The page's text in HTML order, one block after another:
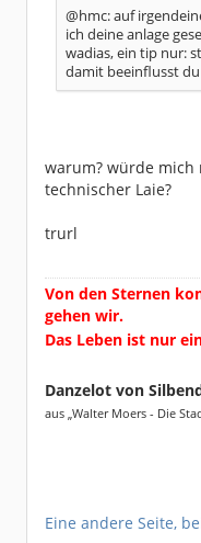
@hmc: auf
ich deine anlage
wadias, ein tip nur:
damit beeinflusst
warum? würde
technischer Laie?
trurl
Von den Sternen
gehen wir.
Das Leben ist nur
Danzelot von
aus „Walter Moers - Die
Eine andere Seite,